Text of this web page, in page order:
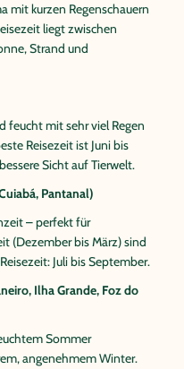
mit kurzen Regenschauern
liegt zwischen
Strand und
feucht mit sehr viel Regen
Reisezeit ist Juni bis
Sicht auf Tierwelt.
Pantanal)
– perfekt für
(Dezember bis März) sind
Juli bis September.
Ilha Grande, Foz do
Sommer
angenehmem Winter.